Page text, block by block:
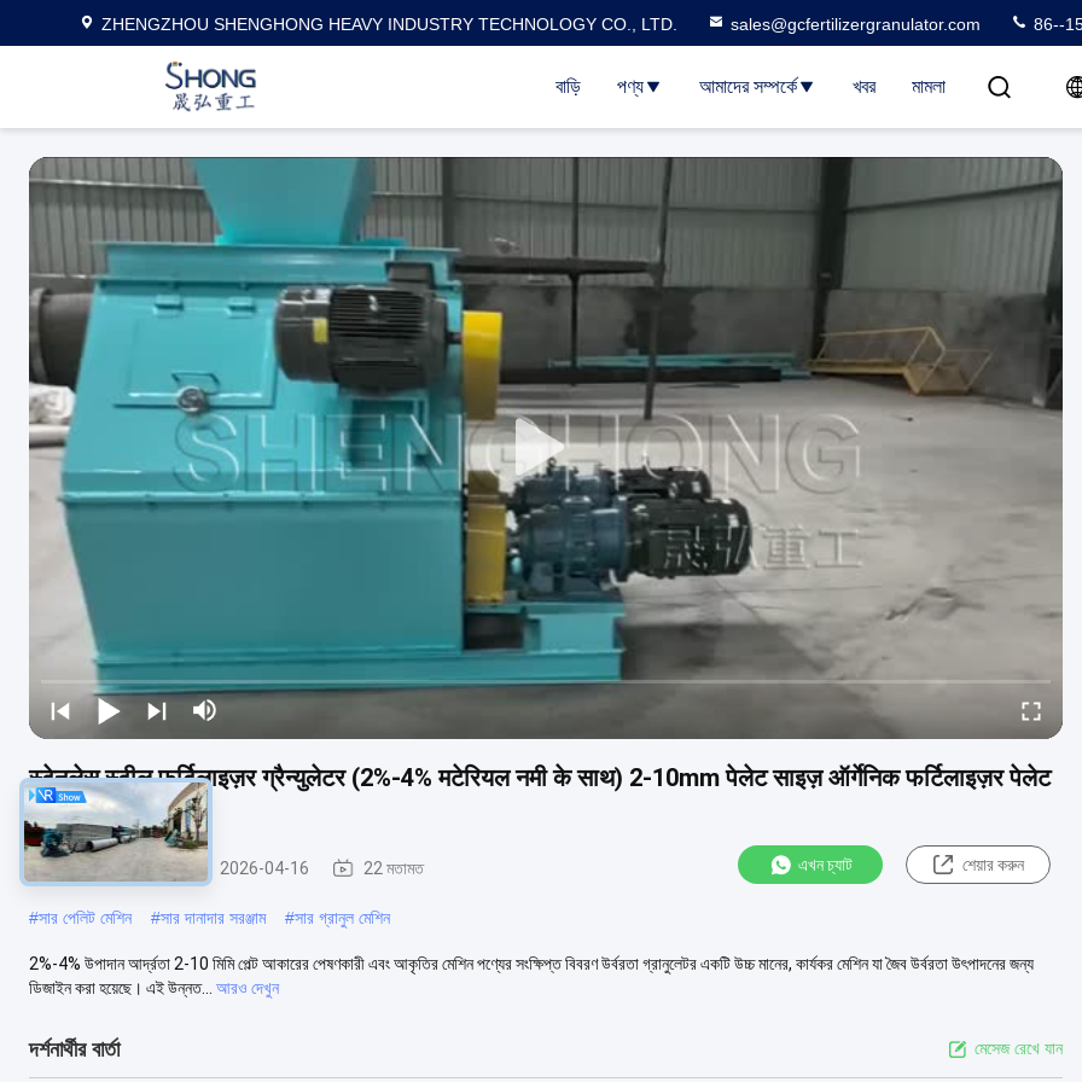
ZHENGZHOU SHENGHONG HEAVY INDUSTRY TECHNOLOGY CO., LTD. sales@gcfertilizergranulator.com 86--
বাড়ি পণ্য আমাদের সম্পর্কে খবর মামলা
स्टेनलेस स्टील फर्टिलाइज़र ग्रैन्युलेटर (2%-4% मटेरियल नमी के साथ) 2-10mm पेलेट साइज़ ऑर्गेनिक फर्टिलाइज़र पेलेट
मशीन
সার গ্রানুলেটর মেশিন 2026-04-16 22 মতামত এখন চ্যাট শেয়ার করুন
#সার পেলিট মেশিন #সার দানাদার সরঞ্জাম #সার গ্রানুল মেশিন
2%-4% উপাদান আর্দ্রতা 2-10 মিমি পেল্ট আকারের পেষণকারী এবং আকৃতির মেশিন পণ্যের সংক্ষিপ্ত বিবরণ উর্বরতা গ্রানুলেটর একটি উচ্চ মানের, কার্যকর মেশিন যা জৈব উর্বরতা উৎপাদনের জন্য
ডিজাইন করা হয়েছে। এই উন্নত...
আরও দেখুন
দর্শনার্থীর বার্তা মেসেজ রেখে যান